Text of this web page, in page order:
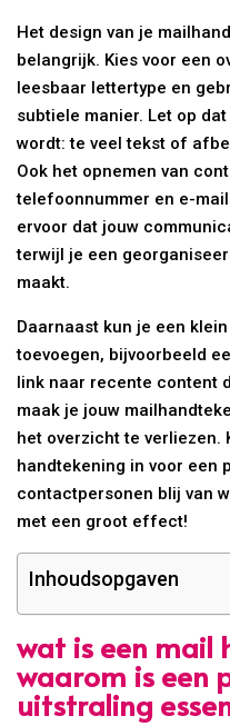
Het design van je
belangrijk. Kies voor een
leesbaar lettertype en
subtiele manier. Let op
wordt: te veel tekst of
Ook het opnemen van
telefoonnummer en e-
ervoor dat jouw
terwijl je een
maakt.
Daarnaast kun je een
toevoegen, bijvoorbeeld
link naar recente content
maak je jouw
het overzicht te verliezen.
handtekening in voor een
contactpersonen blij van
met een groot effect!
Inhoudsopgaven
wat is een mail
waarom is een
uitstraling